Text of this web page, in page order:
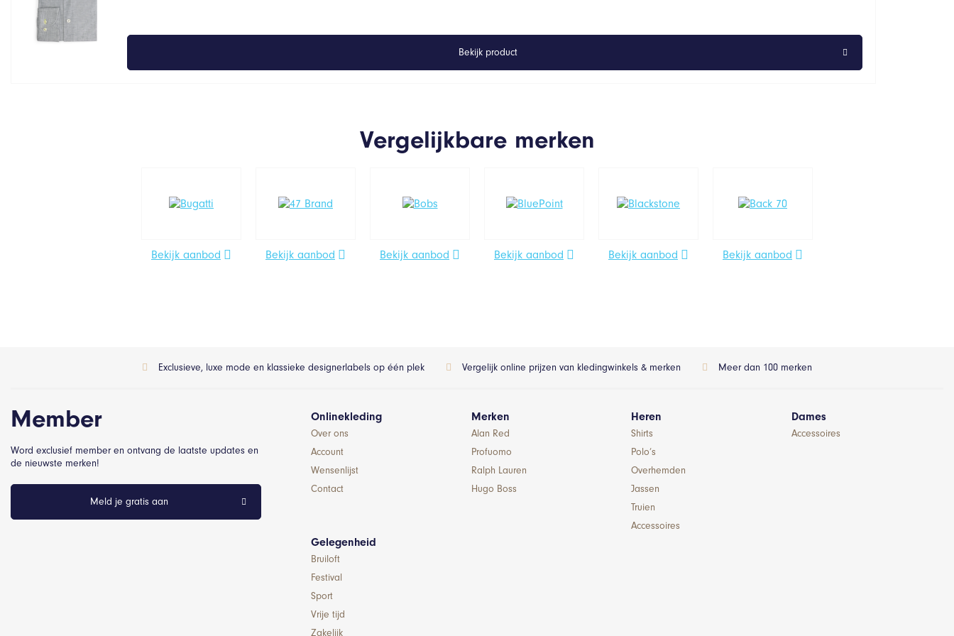
Bekijk product
Vergelijkbare merken
Bekijk aanbod Bekijk aanbod Bekijk aanbod Bekijk aanbod Bekijk aanbod Bekijk aanbod
Exclusieve, luxe mode en klassieke designerlabels op één plek Vergelijk online prijzen van kledingwinkels & merken Meer dan 100 merken
Member
Word exclusief member en ontvang de laatste updates en
de nieuwste merken!
Meld je gratis aan
Onlinekleding
Over ons
Account
Wensenlijst
Contact
Merken
Alan Red
Profuomo
Ralph Lauren
Hugo Boss
Heren
Shirts
Polo’s
Overhemden
Jassen
Truien
Accessoires
Dames
Accessoires
Gelegenheid
Bruiloft
Festival
Sport
Vrije tijd
Zakelijk